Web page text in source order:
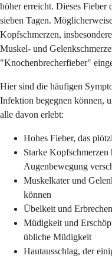
höher erreicht. Dieses Fieber
sieben Tagen.
Kopfschmerzen,
Muskel- und
"Knochenbrecherfieber"
Hier sind die häufigen
Infektion begegnen können,
alle davon erlebt:
Hohes Fieber, das
Starke
Augenbewegung
Muskelkater und
können
Übelkeit und
Müdigkeit und
übliche Müdigkeit
Hautausschlag, der